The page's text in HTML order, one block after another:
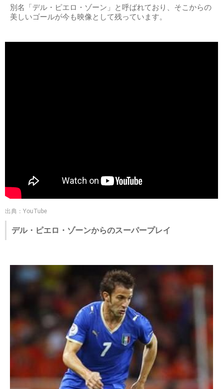
別名「デル・ピエロ・ゾーン」と呼ばれており、そこからの
美しいゴールが今も映像として残っています。
出典：YouTube
デル・ピエロ・ゾーンからのスーパープレイ